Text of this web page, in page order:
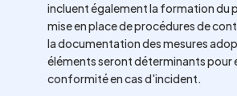
incluent également la formation du
mise en place de procédures de
la documentation des mesures
éléments seront déterminants pour
conformité en cas d'incident.